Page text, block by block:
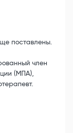
поставлены.
член
(МПА),